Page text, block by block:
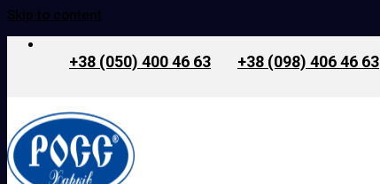
Skip to content
+38 (050) 400 46 63 +38 (098) 406 46 63